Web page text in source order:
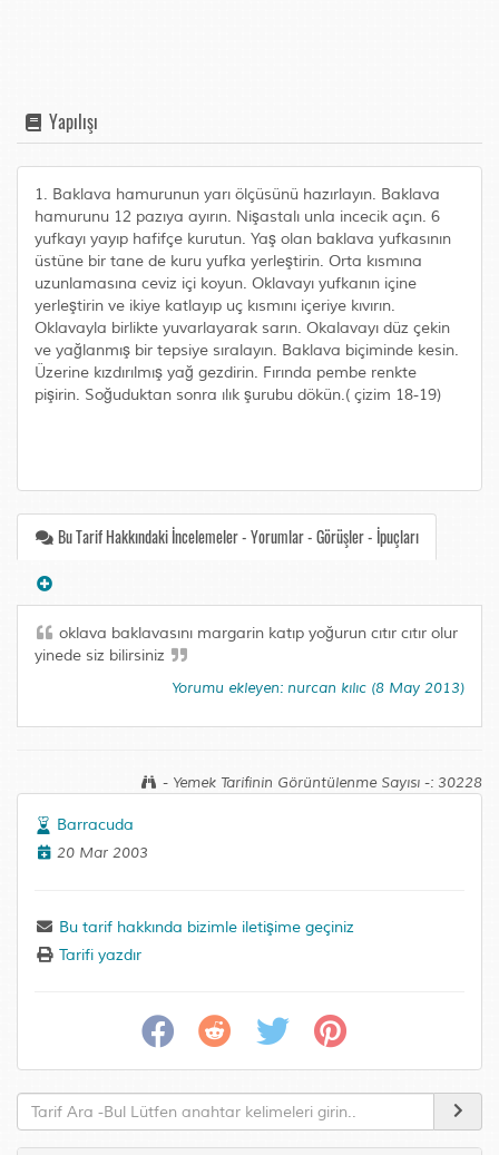
Yapılışı
1. Baklava hamurunun yarı ölçüsünü hazırlayın. Baklava
hamurunu 12 pazıya ayırın. Nişastalı unla incecik açın. 6
yufkayı yayıp hafifçe kurutun. Yaş olan baklava yufkasının
üstüne bir tane de kuru yufka yerleştirin. Orta kısmına
uzunlamasına ceviz içi koyun. Oklavayı yufkanın içine
yerleştirin ve ikiye katlayıp uç kısmını içeriye kıvırın.
Oklavayla birlikte yuvarlayarak sarın. Okalavayı düz çekin
ve yağlanmış bir tepsiye sıralayın. Baklava biçiminde kesin.
Üzerine kızdırılmış yağ gezdirin. Fırında pembe renkte
pişirin. Soğuduktan sonra ılık şurubu dökün.( çizim 18-19)
Bu Tarif Hakkındaki İncelemeler - Yorumlar - Görüşler - İpuçları
oklava baklavasını margarin katıp yoğurun cıtır cıtır olur
yinede siz bilirsiniz
Yorumu ekleyen: nurcan kılıc (8 May 2013)
- Yemek Tarifinin Görüntülenme Sayısı -: 30228
Barracuda
20 Mar 2003
Bu tarif hakkında bizimle iletişime geçiniz
Tarifi yazdır